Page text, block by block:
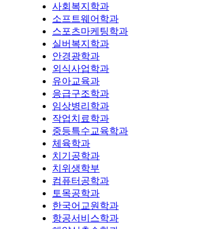
사회복지학과
소프트웨어학과
스포츠마케팅학과
실버복지학과
안경광학과
외식사업학과
유아교육과
응급구조학과
임상병리학과
작업치료학과
중등특수교육학과
체육학과
치기공학과
치위생학부
컴퓨터공학과
토목공학과
한국어교원학과
항공서비스학과